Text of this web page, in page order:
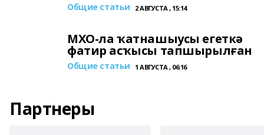
Общие статьи 2 АВГУСТА , 15:14
МХО-ла ҡатнашыусы егеткә
фатир асҡысы тапшырылған
Общие статьи 1 АВГУСТА , 06:16
Партнеры